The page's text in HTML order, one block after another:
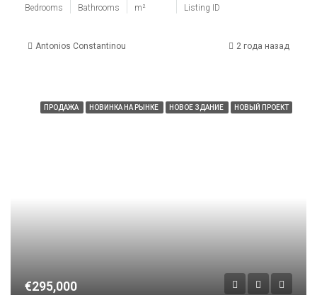
Bedrooms Bathrooms m² Listing ID
Antonios Constantinou 2 года назад
ПРОДАЖА НОВИНКА НА РЫНКЕ НОВОЕ ЗДАНИЕ НОВЫЙ ПРОЕКТ
€295,000